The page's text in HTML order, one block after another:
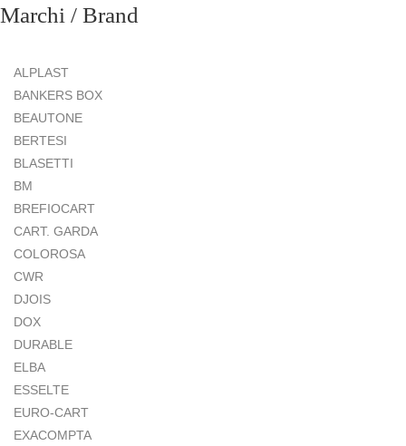
Marchi / Brand
ALPLAST
BANKERS BOX
BEAUTONE
BERTESI
BLASETTI
BM
BREFIOCART
CART. GARDA
COLOROSA
CWR
DJOIS
DOX
DURABLE
ELBA
ESSELTE
EURO-CART
EXACOMPTA